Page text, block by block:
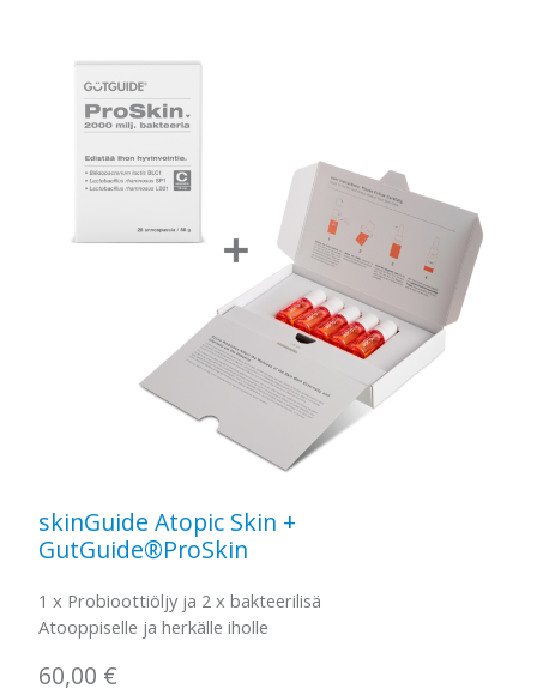
skinGuide Atopic Skin +
GutGuide®ProSkin
1 x Probioottiöljy ja 2 x bakteerilisä
Atooppiselle ja herkälle iholle
60,00 €